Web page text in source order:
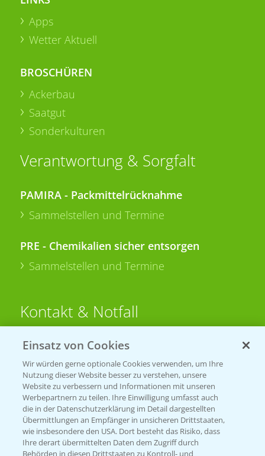
Apps
Wetter Aktuell
BROSCHÜREN
Ackerbau
Saatgut
Sonderkulturen
Verantwortung & Sorgfalt
PAMIRA - Packmittelrücknahme
Sammelstellen und Termine
PRE - Chemikalien sicher entsorgen
Sammelstellen und Termine
Kontakt & Notfall
Beratung auf WhatsApp
T.+49 (0)174 346 564 1
KONTAKT
Hilfe in Notfällen
T.+49 (0)214/30-20220
Einsatz von Cookies
Wir würden gerne optionale Cookies verwenden, um Ihre
Nutzung dieser Website besser zu verstehen, unsere
Website zu verbessern und Informationen mit unseren
Werbepartnern zu teilen. Ihre Einwilligung umfasst auch
die in der Datenschutzerklärung im Detail dargestellten
Übermittlungen an Empfänger in unsicheren Drittstaaten,
wie insbesondere den USA. Dort besteht das Risiko, dass
Ihre derart übermittelten Daten dem Zugriff durch
Behörden in diesen Drittstaaten zu Kontroll- und